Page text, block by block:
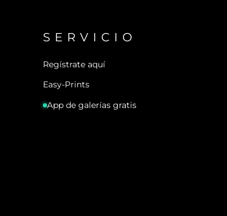
SERVICIO
Regístrate aquí
Easy-Prints
App de galerías gratis